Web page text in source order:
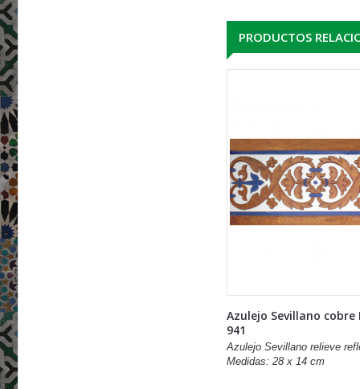
PRODUCTOS
Azulejo Sevillano cobre
941
Azulejo Sevillano relieve
Medidas: 28 x 14 cm